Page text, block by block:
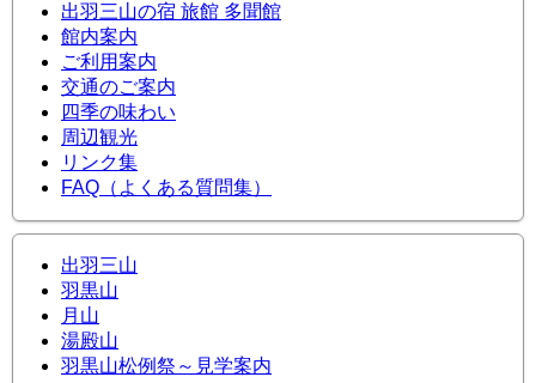
出羽三山の宿 旅館 多聞館
館内案内
ご利用案内
交通のご案内
四季の味わい
周辺観光
リンク集
FAQ（よくある質問集）
出羽三山
羽黒山
月山
湯殿山
羽黒山松例祭～見学案内